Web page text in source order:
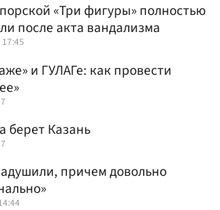
«Три фигуры» полностью
после акта вандализма
и ГУЛАГе: как провести
берет Казань
причем довольно